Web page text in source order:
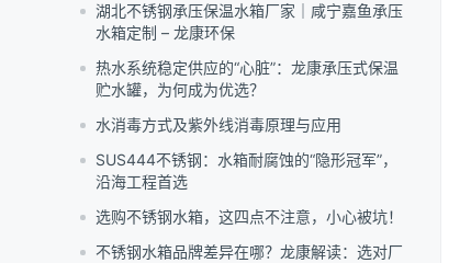
湖北不锈钢承压保温水箱厂家｜咸宁嘉鱼承压
水箱定制 – 龙康环保
热水系统稳定供应的“心脏”：龙康承压式保温
贮水罐，为何成为优选？
水消毒方式及紫外线消毒原理与应用
SUS444不锈钢：水箱耐腐蚀的“隐形冠军”，
沿海工程首选
选购不锈钢水箱，这四点不注意，小心被坑！
不锈钢水箱品牌差异在哪？龙康解读：选对厂